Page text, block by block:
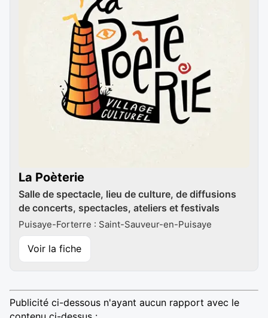
La Poèterie
Salle de spectacle, lieu de culture, de diffusions
de concerts, spectacles, ateliers et festivals
Puisaye-Forterre : Saint-Sauveur-en-Puisaye
Voir la fiche
Publicité ci-dessous n'ayant aucun rapport avec le